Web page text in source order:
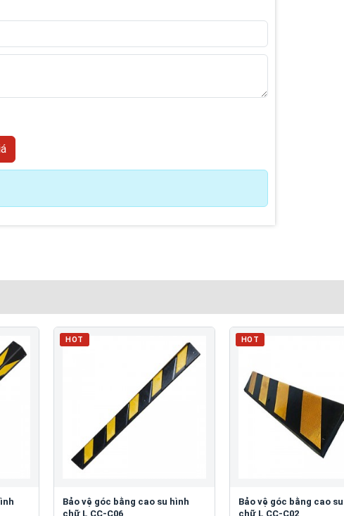
HOT
Bảo vệ góc bằng cao su hình
chữ L CC-C06
HOT
Bảo vệ góc bằng cao
chữ L CC-C02